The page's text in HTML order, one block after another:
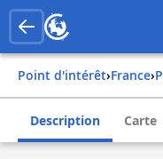
Point d'intérêt› france›
Description Carte